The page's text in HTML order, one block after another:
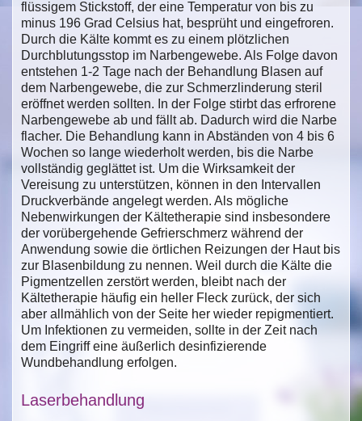
flüssigem Stickstoff, der eine Temperatur von bis zu
minus 196 Grad Celsius hat, besprüht und eingefroren.
Durch die Kälte kommt es zu einem plötzlichen
Durchblutungsstop im Narbengewebe. Als Folge davon
entstehen 1-2 Tage nach der Behandlung Blasen auf
dem Narbengewebe, die zur Schmerzlinderung steril
eröffnet werden sollten. In der Folge stirbt das erfrorene
Narbengewebe ab und fällt ab. Dadurch wird die Narbe
flacher. Die Behandlung kann in Abständen von 4 bis 6
Wochen so lange wiederholt werden, bis die Narbe
vollständig geglättet ist. Um die Wirksamkeit der
Vereisung zu unterstützen, können in den Intervallen
Druckverbände angelegt werden. Als mögliche
Nebenwirkungen der Kältetherapie sind insbesondere
der vorübergehende Gefrierschmerz während der
Anwendung sowie die örtlichen Reizungen der Haut bis
zur Blasenbildung zu nennen. Weil durch die Kälte die
Pigmentzellen zerstört werden, bleibt nach der
Kältetherapie häufig ein heller Fleck zurück, der sich
aber allmählich von der Seite her wieder repigmentiert.
Um Infektionen zu vermeiden, sollte in der Zeit nach
dem Eingriff eine äußerlich desinfizierende
Wundbehandlung erfolgen.
Laserbehandlung